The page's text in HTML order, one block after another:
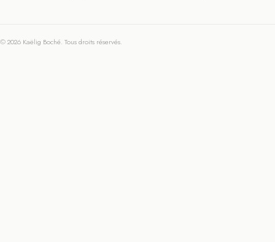
© 2026 Kaëlig Boché. Tous droits réservés.